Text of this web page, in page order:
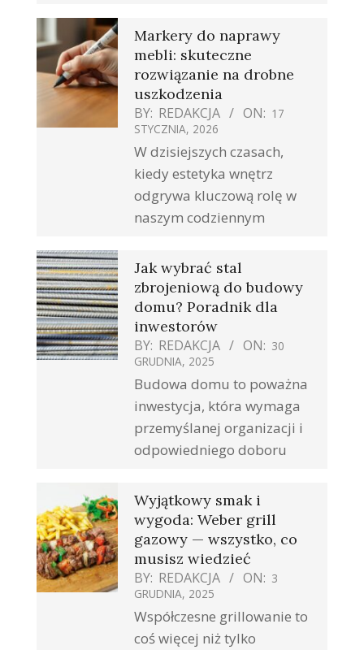
Markery do naprawy
mebli: skuteczne
rozwiązanie na drobne
uszkodzenia
BY: REDAKCJA ON: 17
STYCZNIA, 2026
W dzisiejszych czasach,
kiedy estetyka wnętrz
odgrywa kluczową rolę w
naszym codziennym
Jak wybrać stal
zbrojeniową do budowy
domu? Poradnik dla
inwestorów
BY: REDAKCJA ON: 30
GRUDNIA, 2025
Budowa domu to poważna
inwestycja, która wymaga
przemyślanej organizacji i
odpowiedniego doboru
Wyjątkowy smak i
wygoda: Weber grill
gazowy — wszystko, co
musisz wiedzieć
BY: REDAKCJA ON: 3
GRUDNIA, 2025
Współczesne grillowanie to
coś więcej niż tylko